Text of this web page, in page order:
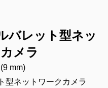
バレット型ネッ
メラ
mm)